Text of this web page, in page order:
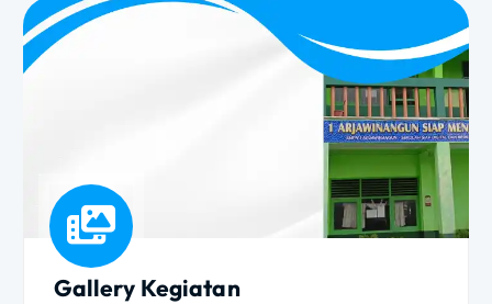
Gallery Kegiatan